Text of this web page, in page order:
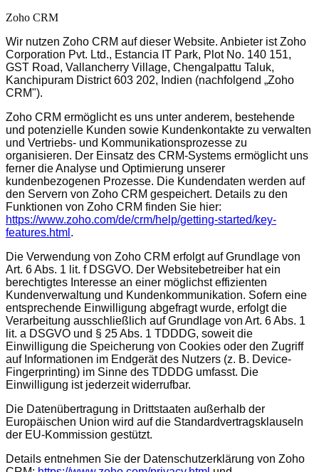
Zoho CRM
Wir nutzen Zoho CRM auf dieser Website. Anbieter ist Zoho
Corporation Pvt. Ltd., Estancia IT Park, Plot No. 140 151,
GST Road, Vallancherry Village, Chengalpattu Taluk,
Kanchipuram District 603 202, Indien (nachfolgend „Zoho
CRM").
Zoho CRM ermöglicht es uns unter anderem, bestehende
und potenzielle Kunden sowie Kundenkontakte zu verwalten
und Vertriebs- und Kommunikationsprozesse zu
organisieren. Der Einsatz des CRM-Systems ermöglicht uns
ferner die Analyse und Optimierung unserer
kundenbezogenen Prozesse. Die Kundendaten werden auf
den Servern von Zoho CRM gespeichert. Details zu den
Funktionen von Zoho CRM finden Sie hier:
https://www.zoho.com/de/crm/help/getting-started/key-
features.html .
Die Verwendung von Zoho CRM erfolgt auf Grundlage von
Art. 6 Abs. 1 lit. f DSGVO. Der Websitebetreiber hat ein
berechtigtes Interesse an einer möglichst effizienten
Kundenverwaltung und Kundenkommunikation. Sofern eine
entsprechende Einwilligung abgefragt wurde, erfolgt die
Verarbeitung ausschließlich auf Grundlage von Art. 6 Abs. 1
lit. a DSGVO und § 25 Abs. 1 TDDDG, soweit die
Einwilligung die Speicherung von Cookies oder den Zugriff
auf Informationen im Endgerät des Nutzers (z. B. Device-
Fingerprinting) im Sinne des TDDDG umfasst. Die
Einwilligung ist jederzeit widerrufbar.
Die Datenübertragung in Drittstaaten außerhalb der
Europäischen Union wird auf die Standardvertragsklauseln
der EU-Kommission gestützt.
Details entnehmen Sie der Datenschutzerklärung von Zoho